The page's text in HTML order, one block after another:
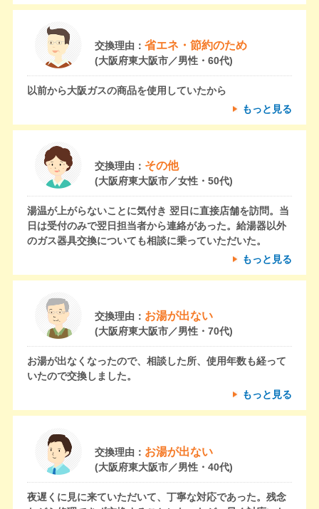
交換理由： 省エネ・節約のため
(大阪府東大阪市／男性・60代)
以前から大阪ガスの商品を使用していたから
もっと見る
交換理由： その他
(大阪府東大阪市／女性・50代)
湯温が上がらないことに気付き 翌日に直接店舗を訪問。当
日は受付のみで翌日担当者から連絡があった。給湯器以外
のガス器具交換についても相談に乗っていただいた。
もっと見る
交換理由： お湯が出ない
(大阪府東大阪市／男性・70代)
お湯が出なくなったので、相談した所、使用年数も経って
いたので交換しました。
もっと見る
交換理由： お湯が出ない
(大阪府東大阪市／男性・40代)
夜遅くに見に来ていただいて、丁寧な対応であった。残念